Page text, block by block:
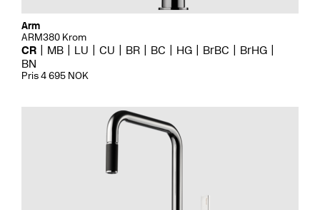
Arm
ARM380 Krom
CR MB LU CU BR BC HG BrBC
BrHG
BN
Pris 4 695 NOK